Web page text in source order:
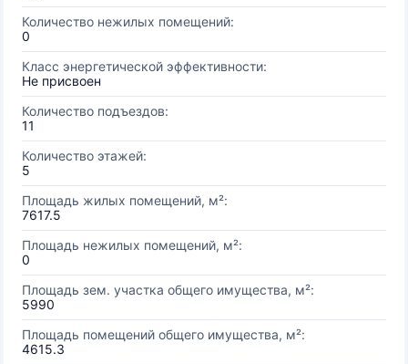
Количество нежилых помещений:
0
Класс энергетической эффективности:
Не присвоен
Количество подъездов:
11
Количество этажей:
5
Площадь жилых помещений, м²:
7617.5
Площадь нежилых помещений, м²:
0
Площадь зем. участка общего имущества, м²:
5990
Площадь помещений общего имущества, м²:
4615.3